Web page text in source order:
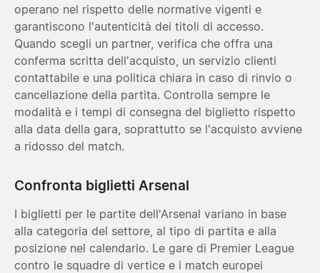
operano nel rispetto delle normative vigenti e
garantiscono l'autenticità dei titoli di accesso.
Quando scegli un partner, verifica che offra una
conferma scritta dell'acquisto, un servizio clienti
contattabile e una politica chiara in caso di rinvio o
cancellazione della partita. Controlla sempre le
modalità e i tempi di consegna del biglietto rispetto
alla data della gara, soprattutto se l'acquisto avviene
a ridosso del match.
Confronta biglietti Arsenal
I biglietti per le partite dell'Arsenal variano in base
alla categoria del settore, al tipo di partita e alla
posizione nel calendario. Le gare di Premier League
contro le squadre di vertice e i match europei